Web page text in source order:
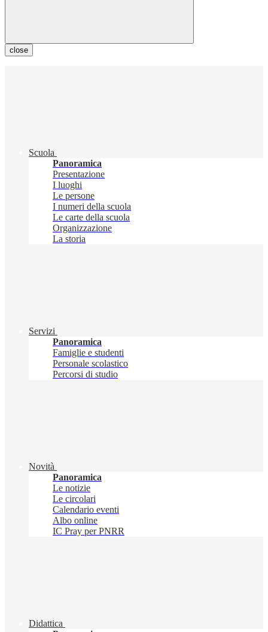
close
Scuola
Panoramica
Presentazione
I luoghi
Le persone
I numeri della scuola
Le carte della scuola
Organizzazione
La storia
Servizi
Panoramica
Famiglie e studenti
Personale scolastico
Percorsi di studio
Novità
Panoramica
Le notizie
Le circolari
Calendario eventi
Albo online
IC Pray per PNRR
Didattica